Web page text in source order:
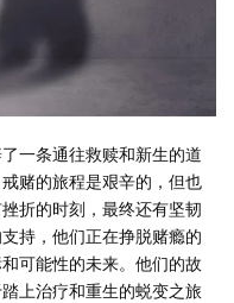
一条通往救赎和新生的道
赌的旅程是艰辛的，但也
折的时刻，最终还有坚韧
持，他们正在挣脱赌瘾的
可能性的未来。他们的故
上治疗和重生的蜕变之旅